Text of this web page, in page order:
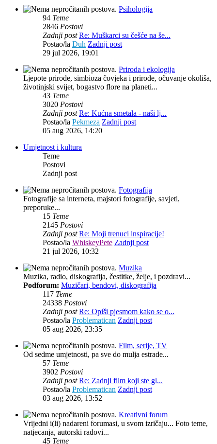
Psihologija
94 Teme
2846 Postovi
Zadnji post Re: Muškarci su češće na še...
Postao/la Duh Zadnji post
29 jul 2026, 19:01
Priroda i ekologija
Ljepote prirode, simbioza čovjeka i prirode, očuvanje okoliša,
životinjski svijet, bogastvo flore na planeti...
43 Teme
3020 Postovi
Zadnji post Re: Kućna smetala - naši lj...
Postao/la Pekmeza Zadnji post
05 aug 2026, 14:20
Umjetnost i kultura
Teme
Postovi
Zadnji post
Fotografija
Fotografije sa interneta, majstori fotografije, savjeti,
preporuke...
15 Teme
2145 Postovi
Zadnji post Re: Moji trenuci inspiracije!
Postao/la WhiskeyPete Zadnji post
21 jul 2026, 10:32
Muzika
Muzika, radio, diskografija, čestitke, želje, i pozdravi...
Podforum: Muzičari, bendovi, diskografija
117 Teme
24338 Postovi
Zadnji post Re: Opiši pjesmom kako se o...
Postao/la Problematican Zadnji post
05 aug 2026, 23:35
Film, serije, TV
Od sedme umjetnosti, pa sve do mulja estrade...
57 Teme
3902 Postovi
Zadnji post Re: Zadnji film koji ste gl...
Postao/la Problematican Zadnji post
03 aug 2026, 13:52
Kreativni forum
Vrijedni i(li) nadareni forumasi, u svom izričaju... Foto teme,
natjecanja, autorski radovi...
45 Teme